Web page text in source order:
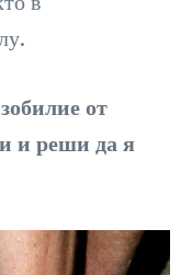
от
и реши да я